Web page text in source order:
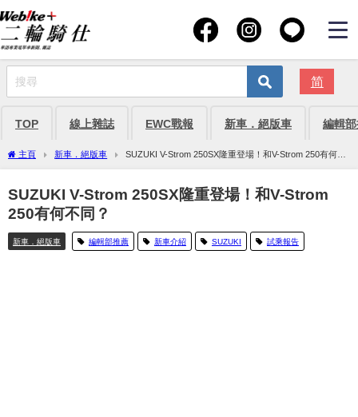
简
TOP 線上雜誌 EWC戰報 新車．絕版車 編輯
主頁 新車．絕版車
SUZUKI V-Strom 250SX隆重登場！和V-Strom 250有何不
同？
SUZUKI V-Strom 250SX隆重登場！和V-Strom
250有何不同？
新車．絕版車 編輯部推薦 新車介紹 SUZUKI 試乘報告